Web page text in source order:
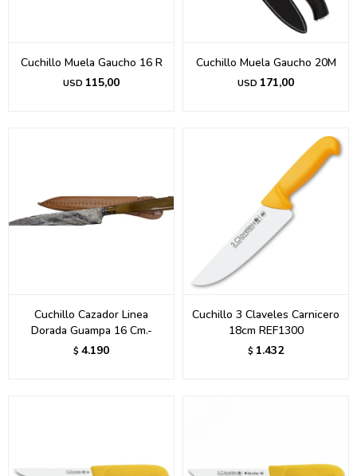
Cuchillo Muela Gaucho 16 R
USD 115,00
Cuchillo Muela Gaucho 20M
USD 171,00
Cuchillo Cazador Linea
Dorada Guampa 16 Cm.-
$ 4.190
Cuchillo 3 Claveles Carnicero
18cm REF1300
$ 1.432